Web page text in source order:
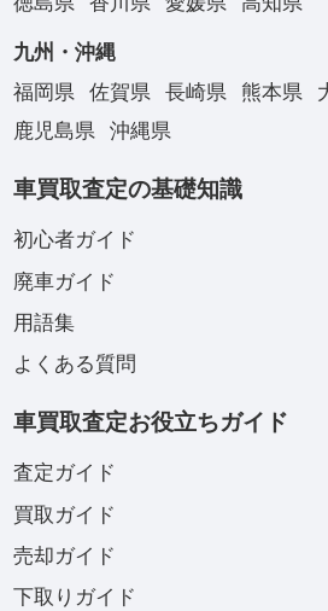
九州・沖縄
福岡県
佐賀県 長崎県 熊本県
鹿児島県
沖縄県
車買取査定の基礎知識
初心者ガイド
廃車ガイド
用語集
よくある質問
車買取査定お役立ちガイド
査定ガイド
買取ガイド
売却ガイド
下取りガイド